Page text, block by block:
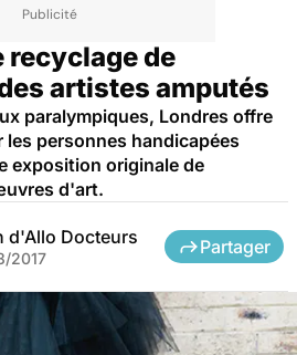
recyclage de
artistes amputés
paralympiques, Londres offre
les personnes handicapées
exposition originale de
d'art.
d'Allo Docteurs
2017
Partager